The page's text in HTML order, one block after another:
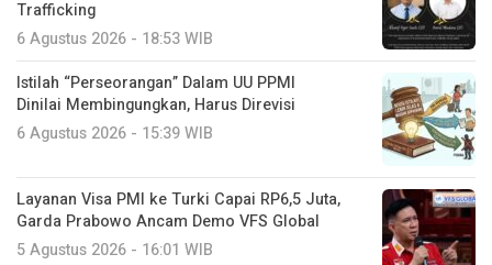
Trafficking
6 Agustus 2026 - 18:53 WIB
Istilah “Perseorangan” Dalam UU PPMI
Dinilai Membingungkan, Harus Direvisi
6 Agustus 2026 - 15:39 WIB
Layanan Visa PMI ke Turki Capai RP6,5 Juta,
Garda Prabowo Ancam Demo VFS Global
5 Agustus 2026 - 16:01 WIB